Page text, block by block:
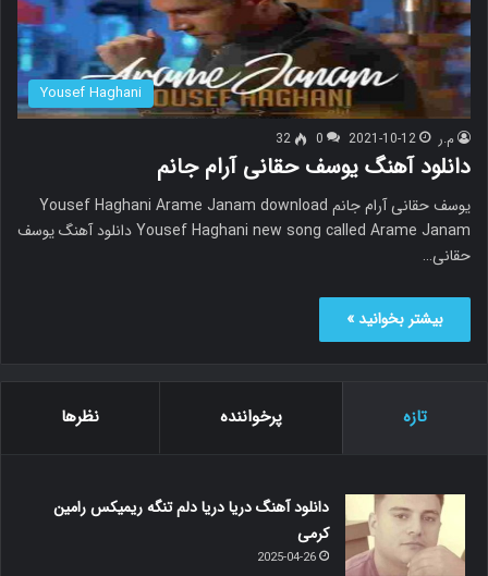
Yousef Haghani
م.ر 2021-10-12
0
32
دانلود آهنگ یوسف حقانی آرام جانم
یوسف حقانی آرام جانم Yousef Haghani Arame Janam download
Yousef Haghani new song called Arame Janam دانلود آهنگ یوسف
حقانی…
بیشتر بخوانید »
تازه پرخواننده نظرها
دانلود آهنگ دریا دریا دلم تنگه ریمیکس رامین
کرمی
2025-04-26